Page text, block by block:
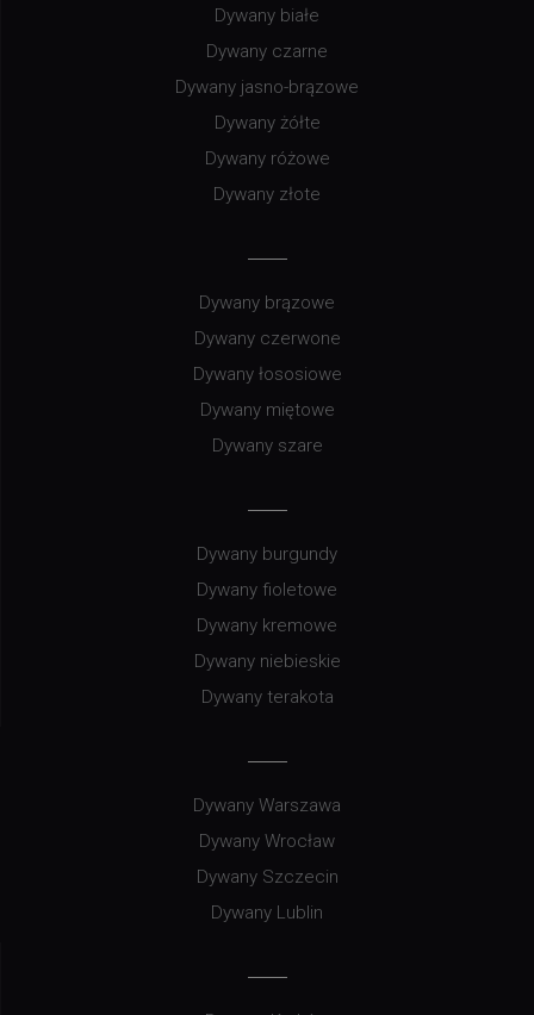
Dywany białe
Dywany czarne
Dywany jasno-brązowe
Dywany żółte
Dywany różowe
Dywany złote
Dywany brązowe
Dywany czerwone
Dywany łososiowe
Dywany miętowe
Dywany szare
Dywany burgundy
Dywany fioletowe
Dywany kremowe
Dywany niebieskie
Dywany terakota
Dywany Warszawa
Dywany Wrocław
Dywany Szczecin
Dywany Lublin